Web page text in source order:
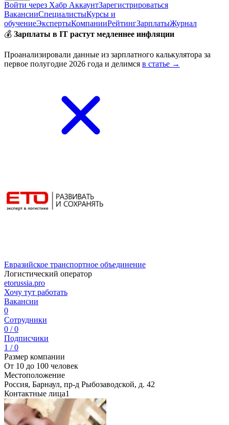
Войти через Хабр АккаунтЗарегистрироваться
ВакансииСпециалистыКурсы и
обучениеЭкспертыКомпанииРейтингЗарплатыЖурнал
💰 Зарплаты в IT растут медленнее инфляции
Проанализировали данные из зарплатного калькулятора за
первое полугодие 2026 года и делимся в статье →
Евразийское транспортное объединение
Логистический оператор
etorussia.pro
Хочу тут работать
Вакансии
0
Сотрудники
0 / 0
Подписчики
1 / 0
Размер компании
От 10 до 100 человек
Местоположение
Россия, Барнаул, пр-д Рыбозаводской, д. 42
Контактные лица1